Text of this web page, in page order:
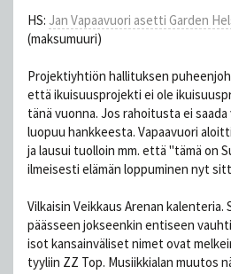
HS: Jan Vapaavuori asetti Garden
(maksumuuri)
Projektiyhtiön hallituksen
että ikuisuusprojekti ei ole
tänä vuonna. Jos rahoitusta ei
luopuu hankkeesta. Vapaavuori
ja lausui tuolloin mm. että "tämä on
ilmeisesti elämän loppuminen nyt
Vilkaisin Veikkaus Arenan kalenteria.
päässeen jokseenkin entiseen
isot kansainväliset nimet ovat
tyyliin ZZ Top. Musiikkialan muutos